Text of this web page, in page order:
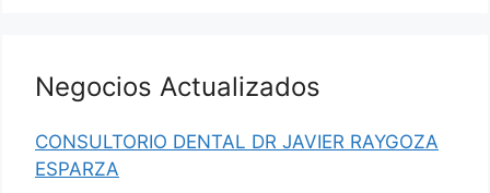
Negocios Actualizados
CONSULTORIO DENTAL DR JAVIER RAYGOZA
ESPARZA